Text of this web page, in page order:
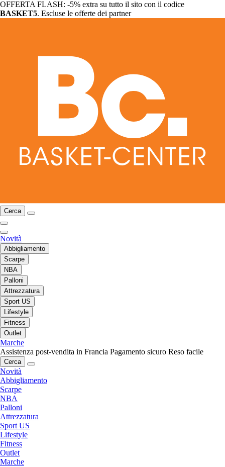
OFFERTA FLASH: -5% extra su tutto il sito con il codice
BASKET5. Escluse le offerte dei partner
Cerca
Novità
Abbigliamento
Scarpe
NBA
Palloni
Attrezzatura
Sport US
Lifestyle
Fitness
Outlet
Marche
Assistenza post-vendita in Francia Pagamento sicuro Reso facile
Cerca
Novità
Abbigliamento
Scarpe
NBA
Palloni
Attrezzatura
Sport US
Lifestyle
Fitness
Outlet
Marche